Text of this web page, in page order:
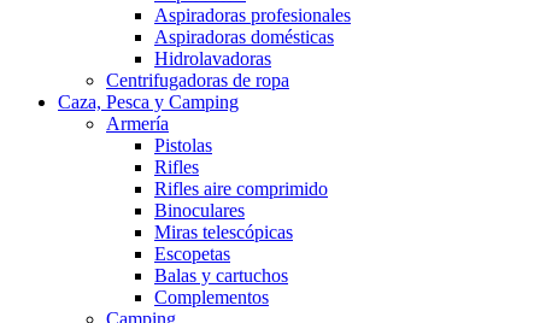
Aspiradoras profesionales
Aspiradoras domésticas
Hidrolavadoras
Centrifugadoras de ropa
Caza, Pesca y Camping
Armería
Pistolas
Rifles
Rifles aire comprimido
Binoculares
Miras telescópicas
Escopetas
Balas y cartuchos
Complementos
Camping